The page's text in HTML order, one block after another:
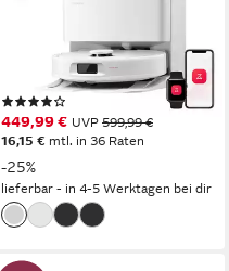
Größe Staubbehälter
Reichweite
Präzisions-LiDAR-Navigation Navigation
449,99 € UVP 599,99 €
16,15 € mtl. in 36 Raten
-25%
lieferbar - in 4-5 Werktagen bei dir